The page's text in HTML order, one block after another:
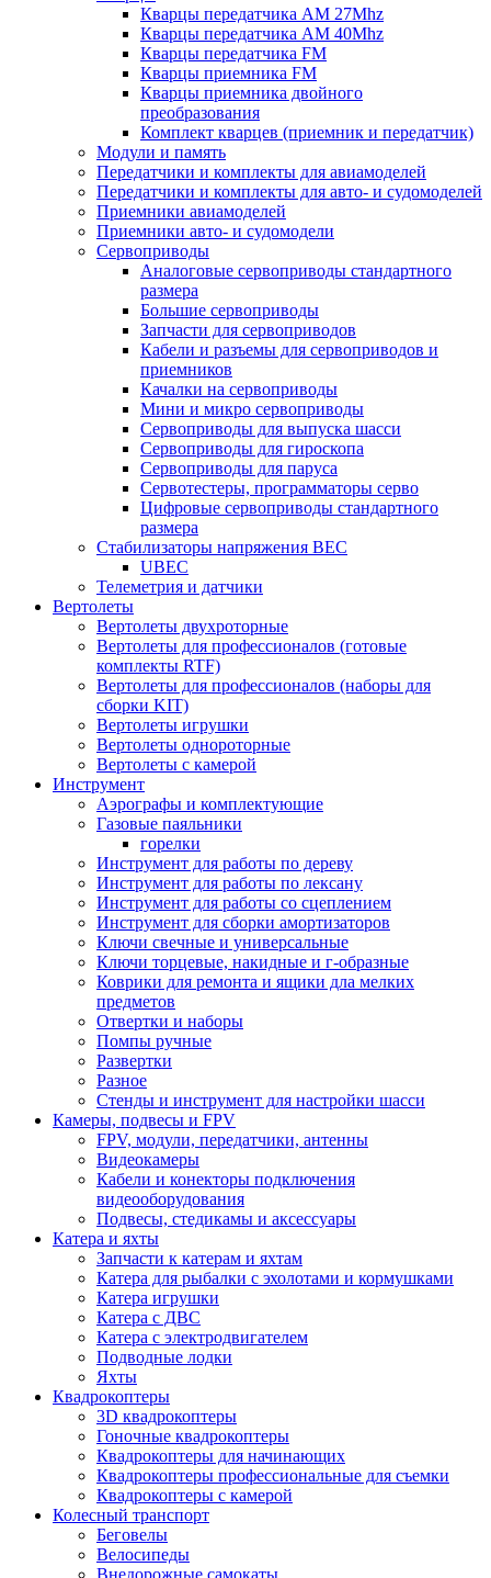
Кварцы передатчика AM 27Mhz
Кварцы передатчика AM 40Mhz
Кварцы передатчика FM
Кварцы приемника FM
Кварцы приемника двойного
преобразования
Комплект кварцев (приемник и передатчик)
Модули и память
Передатчики и комплекты для авиамоделей
Передатчики и комплекты для авто- и судомоделей
Приемники авиамоделей
Приемники авто- и судомодели
Сервоприводы
Аналоговые сервоприводы стандартного
размера
Большие сервоприводы
Запчасти для сервоприводов
Кабели и разъемы для сервоприводов и
приемников
Качалки на сервоприводы
Мини и микро сервоприводы
Сервоприводы для выпуска шасси
Сервоприводы для гироскопа
Сервоприводы для паруса
Сервотестеры, программаторы серво
Цифровые сервоприводы стандартного
размера
Стабилизаторы напряжения BEC
UBEC
Телеметрия и датчики
Вертолеты
Вертолеты двухроторные
Вертолеты для профессионалов (готовые
комплекты RTF)
Вертолеты для профессионалов (наборы для
сборки KIT)
Вертолеты игрушки
Вертолеты однороторные
Вертолеты с камерой
Инструмент
Аэрографы и комплектующие
Газовые паяльники
горелки
Инструмент для работы по дереву
Инструмент для работы по лексану
Инструмент для работы со сцеплением
Инструмент для сборки амортизаторов
Ключи свечные и универсальные
Ключи торцевые, накидные и г-образные
Коврики для ремонта и ящики дла мелких
предметов
Отвертки и наборы
Помпы ручные
Развертки
Разное
Стенды и инструмент для настройки шасси
Камеры, подвесы и FPV
FPV, модули, передатчики, антенны
Видеокамеры
Кабели и конекторы подключения
видеооборудования
Подвесы, стедикамы и аксессуары
Катера и яхты
Запчасти к катерам и яхтам
Катера для рыбалки с эхолотами и кормушками
Катера игрушки
Катера с ДВС
Катера с электродвигателем
Подводные лодки
Яхты
Квадрокоптеры
3D квадрокоптеры
Гоночные квадрокоптеры
Квадрокоптеры для начинающих
Квадрокоптеры профессиональные для съемки
Квадрокоптеры с камерой
Колесный транспорт
Беговелы
Велосипеды
Внедорожные самокаты